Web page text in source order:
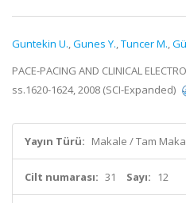
Guntekin U.,Gunes Y.,Tuncer M.,
PACE-PACING AND CLINICAL
ss.1620-1624, 2008 (SCI-Expanded)
Yayın Türü: Makale / Tam
Cilt numarası: 31 Sayı: 12